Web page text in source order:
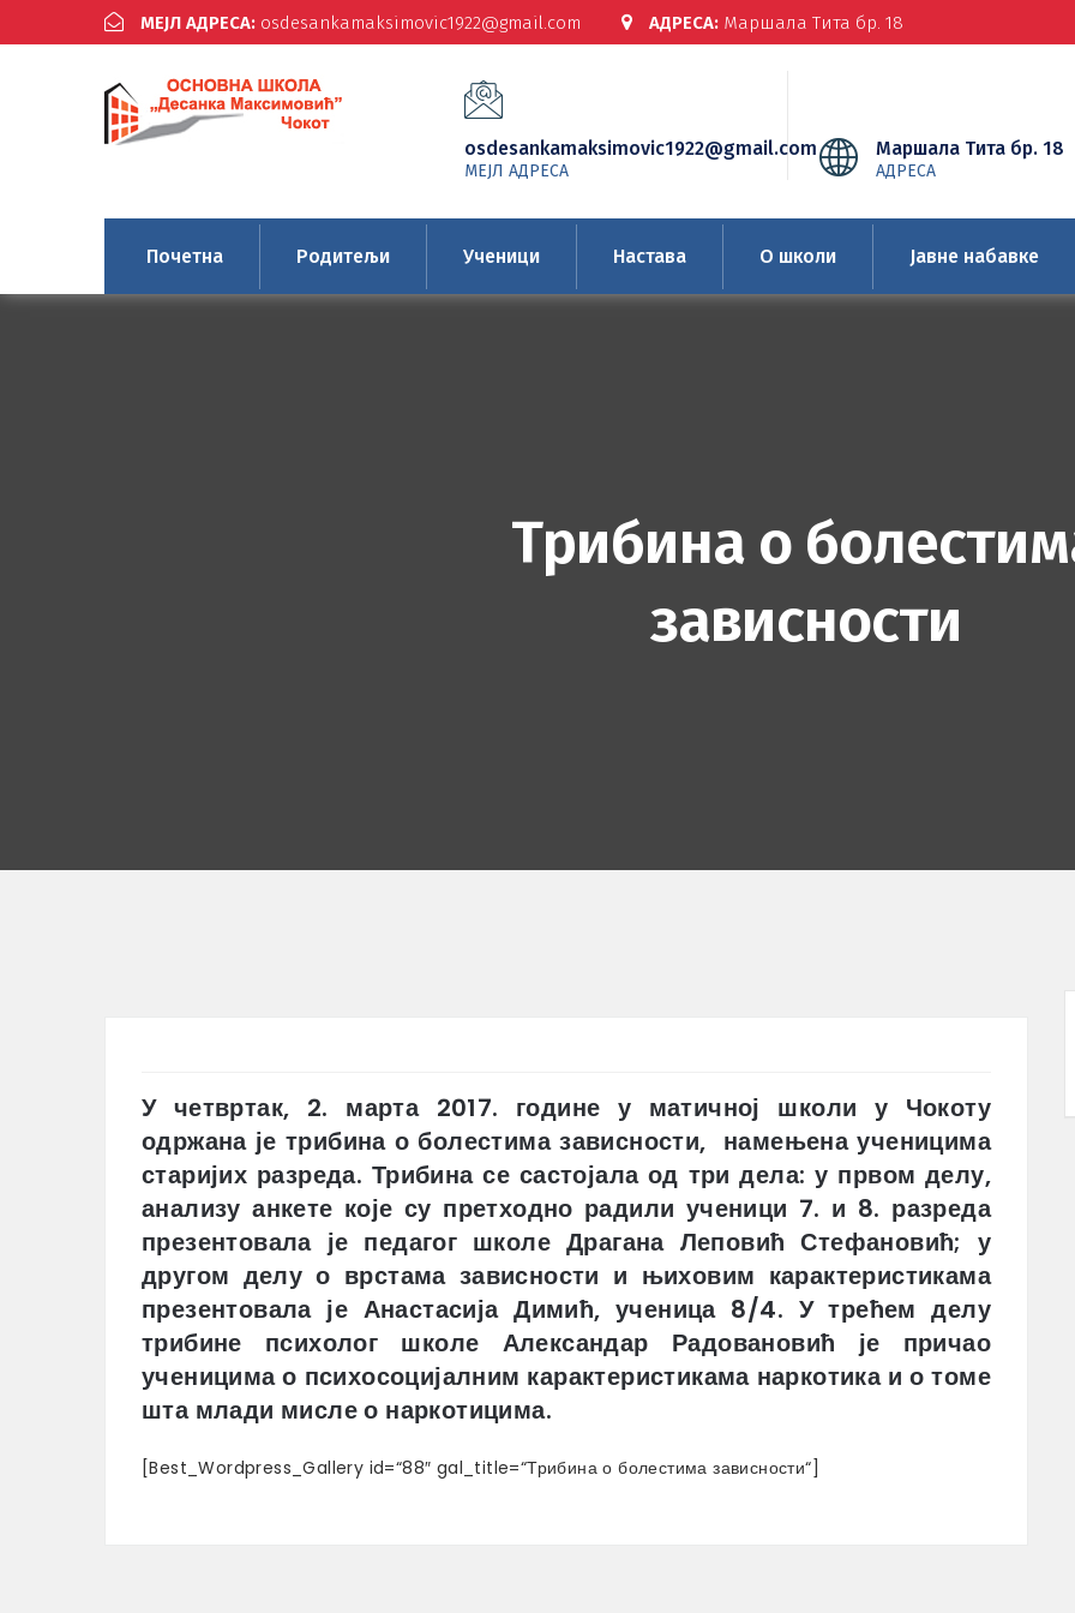
МЕЈЛ АДРЕСА: osdesankamaksimovic1922@gmail.com АДРЕСА: Маршала Тита бр. 18
osdesankamaksimovic1922@gmail.com
МЕЈЛ АДРЕСА
Маршала Тита бр. 18
АДРЕСА
Почетна Родитељи Ученици Настава О школи Јавне набавке
Трибина о
зависности
У четвртак, 2. марта 2017. године у матичној школи у Чокоту
одржана је трибина о болестима зависности, намењена ученицима
старијих разреда. Трибина се састојала од три дела: у првом делу,
анализу анкете које су претходно радили ученици 7. и 8. разреда
презентовала је педагог школе Драгана Леповић Стефановић; у
другом делу о врстама зависности и њиховим карактеристикама
презентовала је Анастасија Димић, ученица 8/4. У трећем делу
трибине психолог школе Александар Радовановић је причао
ученицима о психосоцијалним карактеристикама наркотика и о томе
шта млади мисле о наркотицима.
[Best_Wordpress_Gallery id=“88″ gal_title=“Трибина о болестима зависности“]